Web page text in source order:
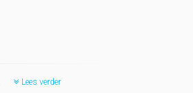
Lees verder